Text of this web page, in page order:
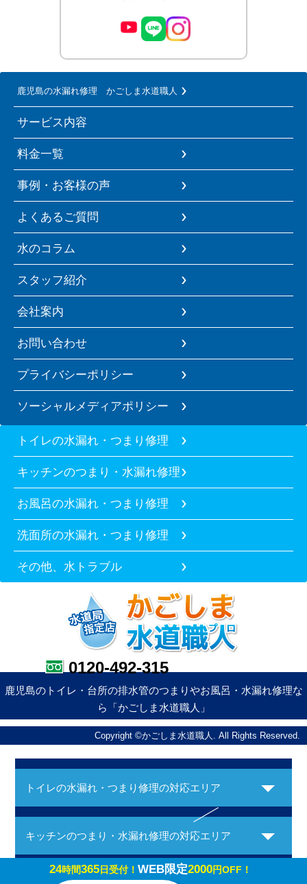
鹿児島の水漏れ修理 かごしま水道職人
サービス内容
料金一覧
事例・お客様の声
よくあるご質問
水のコラム
スタッフ紹介
会社案内
お問い合わせ
プライバシーポリシー
ソーシャルメディアポリシー
トイレの水漏れ・つまり修理
キッチンのつまり・水漏れ修理
お風呂の水漏れ・つまり修理
洗面所の水漏れ・つまり修理
その他、水トラブル
0120-492-315
鹿児島のトイレ・台所の排水管のつまりやお風呂・水漏れ修理な
ら「かごしま水道職人」
Copyright ©かごしま水道職人. All Rights Reserved.
トイレの水漏れ・つまり修理の対応エリア
キッチンのつまり・水漏れ修理の対応エリア
24時間365日受付！ WEB限定2000円OFF！